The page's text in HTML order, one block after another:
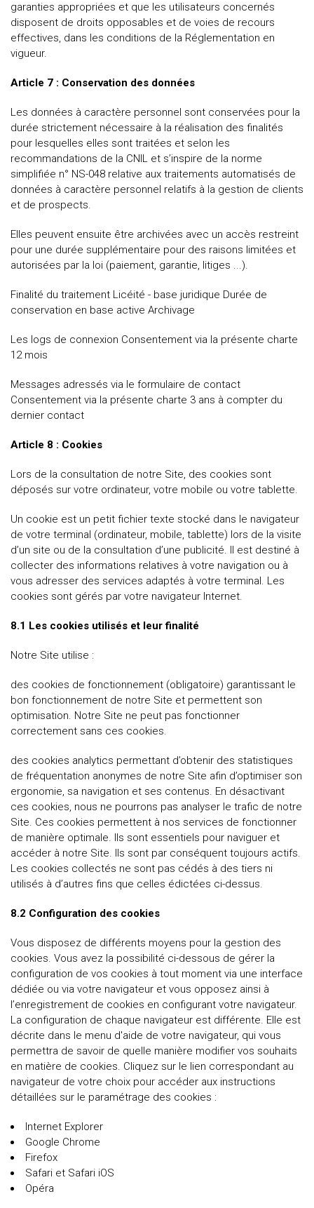
garanties appropriées et que les utilisateurs concernés
disposent de droits opposables et de voies de recours
effectives, dans les conditions de la Réglementation en
vigueur.
Article 7 : Conservation des données
Les données à caractère personnel sont conservées pour la
durée strictement nécessaire à la réalisation des finalités
pour lesquelles elles sont traitées et selon les
recommandations de la CNIL et s’inspire de la norme
simplifiée n° NS-048 relative aux traitements automatisés de
données à caractère personnel relatifs à la gestion de clients
et de prospects.
Elles peuvent ensuite être archivées avec un accès restreint
pour une durée supplémentaire pour des raisons limitées et
autorisées par la loi (paiement, garantie, litiges ...).
Finalité du traitement Licéité - base juridique Durée de
conservation en base active Archivage
Les logs de connexion Consentement via la présente charte
12 mois
Messages adressés via le formulaire de contact
Consentement via la présente charte 3 ans à compter du
dernier contact
Article 8 : Cookies
Lors de la consultation de notre Site, des cookies sont
déposés sur votre ordinateur, votre mobile ou votre tablette.
Un cookie est un petit fichier texte stocké dans le navigateur
de votre terminal (ordinateur, mobile, tablette) lors de la visite
d’un site ou de la consultation d’une publicité. Il est destiné à
collecter des informations relatives à votre navigation ou à
vous adresser des services adaptés à votre terminal. Les
cookies sont gérés par votre navigateur Internet.
8.1 Les cookies utilisés et leur finalité
Notre Site utilise :
des cookies de fonctionnement (obligatoire) garantissant le
bon fonctionnement de notre Site et permettent son
optimisation. Notre Site ne peut pas fonctionner
correctement sans ces cookies.
des cookies analytics permettant d’obtenir des statistiques
de fréquentation anonymes de notre Site afin d’optimiser son
ergonomie, sa navigation et ses contenus. En désactivant
ces cookies, nous ne pourrons pas analyser le trafic de notre
Site. Ces cookies permettent à nos services de fonctionner
de manière optimale. Ils sont essentiels pour naviguer et
accéder à notre Site. Ils sont par conséquent toujours actifs.
Les cookies collectés ne sont pas cédés à des tiers ni
utilisés à d’autres fins que celles édictées ci-dessus.
8.2 Configuration des cookies
Vous disposez de différents moyens pour la gestion des
cookies. Vous avez la possibilité ci-dessous de gérer la
configuration de vos cookies à tout moment via une interface
dédiée ou via votre navigateur et vous opposez ainsi à
l’enregistrement de cookies en configurant votre navigateur.
La configuration de chaque navigateur est différente. Elle est
décrite dans le menu d'aide de votre navigateur, qui vous
permettra de savoir de quelle manière modifier vos souhaits
en matière de cookies. Cliquez sur le lien correspondant au
navigateur de votre choix pour accéder aux instructions
détaillées sur le paramétrage des cookies :
Internet Explorer
Google Chrome
Firefox
Safari et Safari iOS
Opéra